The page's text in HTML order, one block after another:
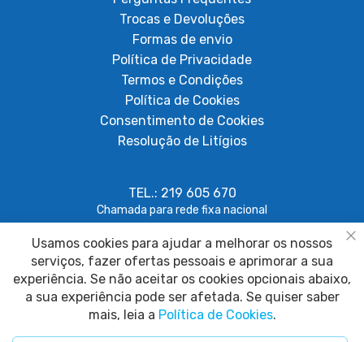
Trocas e Devoluções
Formas de envio
Política de Privacidade
Termos e Condições
Política de Cookies
Consentimento de Cookies
Resolução de Litígios
TEL.: 219 605 670
Chamada para rede fixa nacional
geral@papagaiosempenas.com
Usamos cookies para ajudar a melhorar os nossos
serviços, fazer ofertas pessoais e aprimorar a sua
experiência. Se não aceitar os cookies opcionais abaixo,
a sua experiência pode ser afetada. Se quiser saber
mais, leia a Política de Cookies.